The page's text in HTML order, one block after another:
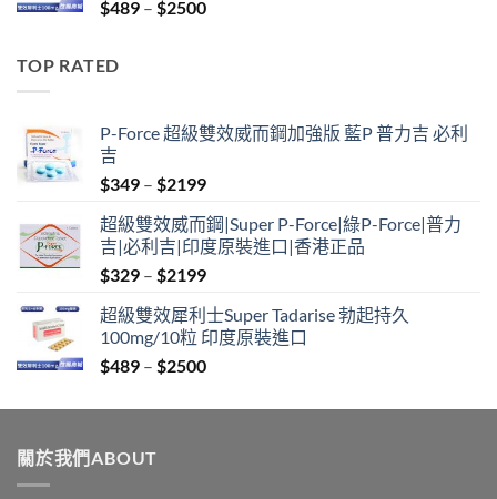
$2099
$489 – $2500Price
TOP RATED
P-Force 超級雙效威而鋼加強版 藍P 普力吉 必利
吉
$349 – $2199Price
$349
through
$2199
超級雙效威而鋼|Super P-Force|綠P-Force|普力
吉|必利吉|印度原裝進口|香港正品
$329 – $2199Price
$329
through
$2199
超級雙效犀利士Super Tadarise 勃起持久
100mg/10粒 印度原裝進口
$489 – $2500Price
$489
關於我們ABOUT